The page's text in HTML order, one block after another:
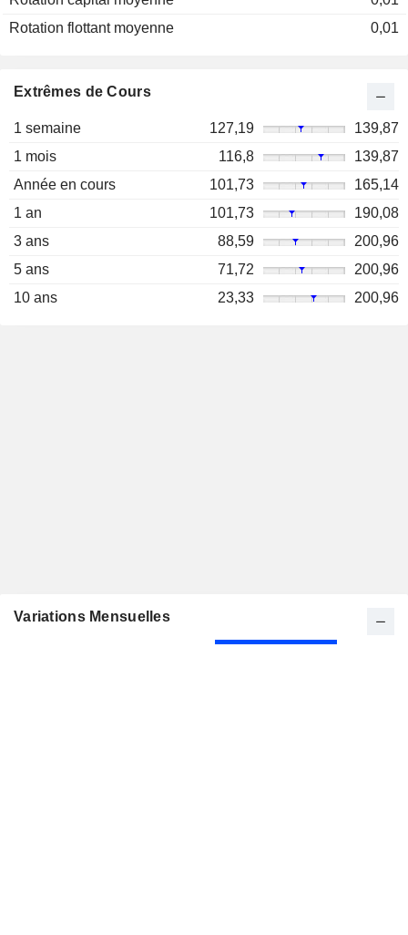
Rotation flottant moyenne
0,01
Extrêmes de Cours
1 semaine 127,19
139,87
1 mois
116,8
139,87
Année en cours
101,73
165,14
1 an
101,73
190,08
3 ans
88,59
200,96
5 ans
71,72
200,96
10 ans
23,33 200,96
Variations Mensuelles